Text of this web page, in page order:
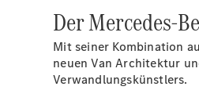
Der Mercedes-
Mit seiner Kombination
neuen Van Architektur
Verwandlungskünstlers.